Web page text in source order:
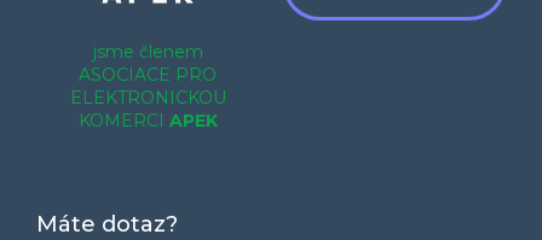
jsme členem
ASOCIACE PRO
ELEKTRONICKOU
KOMERCI APEK
Máte dotaz?